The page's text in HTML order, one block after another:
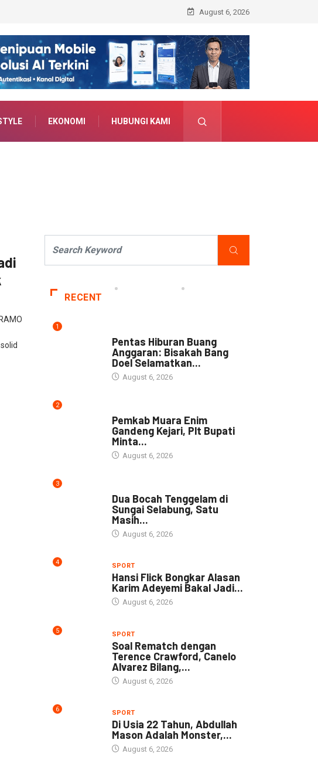
August 6, 2026
EKONOMI HUBUNGI KAMI
RECENT
1
Pentas Hiburan Buang
Anggaran: Bisakah Bang
Doel Selamatkan...
August 6, 2026
2
Pemkab Muara Enim
Gandeng Kejari, Plt Bupati
Minta...
August 6, 2026
3
Dua Bocah Tenggelam di
Sungai Selabung, Satu
Masih...
August 6, 2026
4 SPORT
Hansi Flick Bongkar Alasan
Karim Adeyemi Bakal Jadi...
August 6, 2026
5 SPORT
Soal Rematch dengan
Terence Crawford, Canelo
Alvarez Bilang,...
August 6, 2026
6 SPORT
Di Usia 22 Tahun, Abdullah
Mason Adalah Monster,...
August 6, 2026